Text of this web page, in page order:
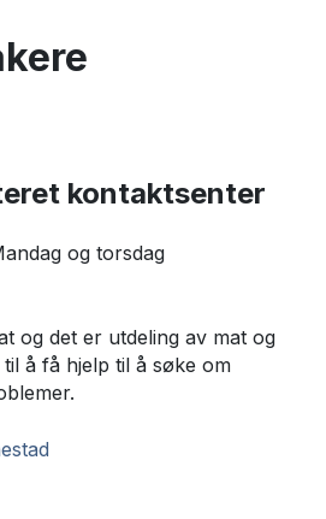
kontaktsenter
og torsdag
og det er utdeling av mat og
å få hjelp til å søke om